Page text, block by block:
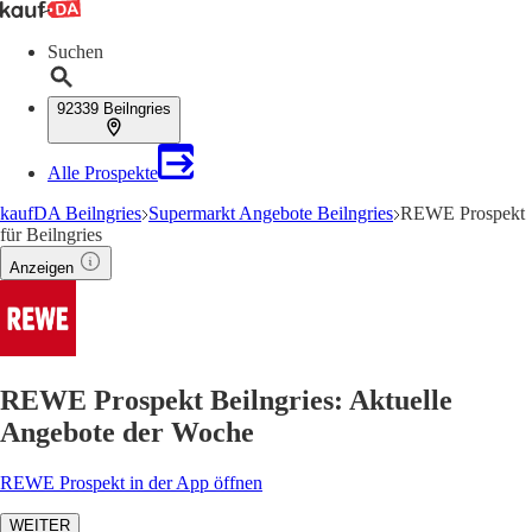
Suchen
92339 Beilngries
Alle Prospekte
kaufDA Beilngries Supermarkt Angebote Beilngries REWE Prospekt
für Beilngries
Anzeigen
REWE Prospekt Beilngries: Aktuelle
Angebote der Woche
REWE Prospekt in der App öffnen
WEITER